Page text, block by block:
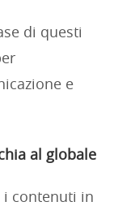
di questi
e
al globale
i contenuti in